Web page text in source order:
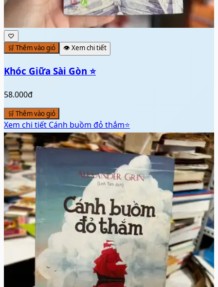
♡
🛒 Thêm vào giỏ
👁️ Xem chi tiết
Khóc Giữa Sài Gòn ⭐
58.000đ
🛒 Thêm vào giỏ
Xem chi tiết Cánh buồm đỏ thắm⭐